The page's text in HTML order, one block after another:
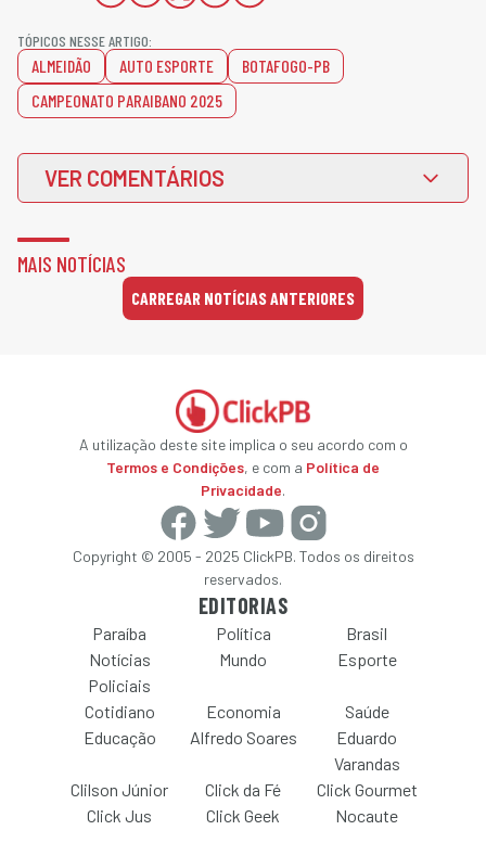
TÓPICOS NESSE ARTIGO:
ALMEIDÃO AUTO ESPORTE
BOTAFOGO-PB
CAMPEONATO PARAIBANO 2025
VER COMENTÁRIOS
MAIS NOTÍCIAS
CARREGAR NOTÍCIAS ANTERIORES
A utilização deste site implica o seu acordo com o
Termos e Condições, e com a Política de
Privacidade.
Copyright © 2005 - 2025 ClickPB. Todos os direitos
reservados.
EDITORIAS
Paraíba Política
Brasil
Notícias
Policiais
Mundo Esporte
Cotidiano Economia
Saúde
Educação
Alfredo Soares
Eduardo
Varandas
Clilson Júnior
Click da Fé
Click Gourmet
Click Jus
Click Geek Nocaute